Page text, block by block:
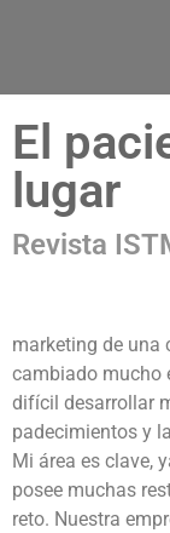
El
lugar
Revista
marketing de una
cambiado mucho
difícil desarrollar
padecimientos y
Mi área es clave,
posee muchas
reto. Nuestra